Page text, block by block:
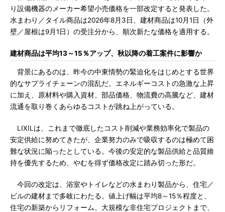
り設備機器のメーカー希望小売価格を一部改定すると発表した。
水まわり／タイル商品は2026年8月3日、建材商品は10月1日（外
壁／屋根は9月1日）の受注分から、順次新たな価格を適用する。
建材商品は平均13～15％アップ、秋以降の着工案件に影響か
背景にあるのは、昨今の中東情勢の緊迫化をはじめとする世界
的なサプライチェーンの混乱だ。エネルギーコストの急激な上昇
に加え、原材料や購入資材、部品価格、物流費の高騰など、建材
流通を取り巻くあらゆるコストが跳ね上がっている。
LIXILは、これまで徹底したコスト削減や業務効率化で製品の
安定供給に努めてきたが、企業努力のみで吸収するのは極めて困
難な状況に陥ったとしている。今後の安定的な製品供給と品質維
持を優先するため、やむを得ず価格改定に踏み切った形だ。
今回の改定は、浴室やトイレなどの水まわり製品から、住宅／
ビルの建材まで多岐にわたる。値上げ幅は平均8～15％程度と、
住宅の新築からリフォーム、大規模な非住宅プロジェクトまで、